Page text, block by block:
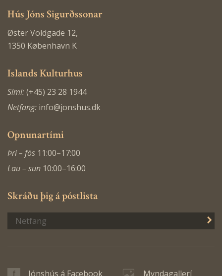
Hús Jóns Sigurðssonar
Øster Voldgade 12,
1350 København K
Islands Kulturhus
Sími:(+45) 23 28 1944
Netfang: info@jonshus.dk
Opnunartími
Þri – fös 11:00–17:00
Lau – sun 10:00–16:00
Skráðu þig á póstlista
Jónshús á Facebook Myndagallerí